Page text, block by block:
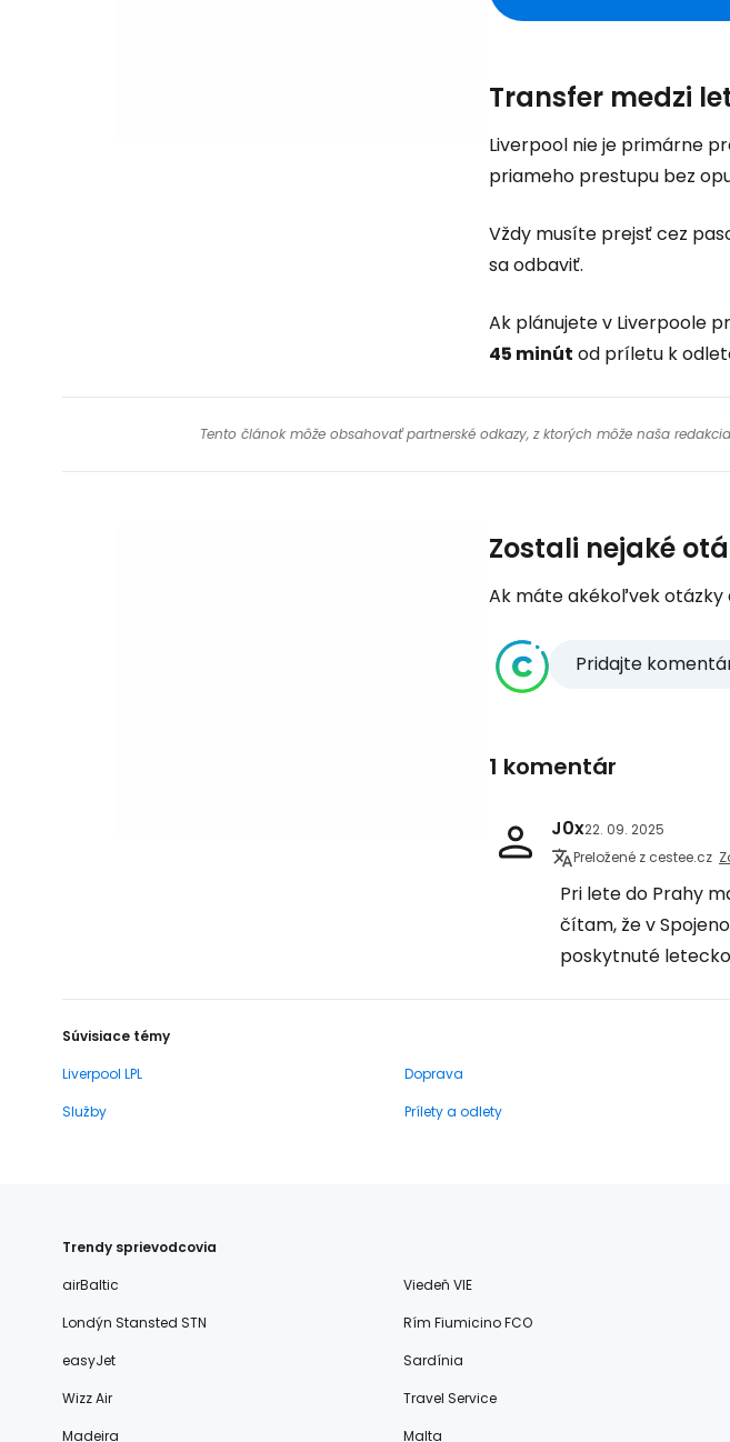
Transfer medzi
Liverpool nie je primárne
priameho prestupu bez
Vždy musíte prejsť cez
sa odbaviť.
Ak plánujete v Liverpoole
45 minút od príletu k
Tento článok môže obsahovať partnerské odkazy, z ktorých môže naša
Zostali nejaké
Ak máte akékoľvek otázky
Pridajte
1 komentár
J0x22. 09. 2025
Preložené z cestee.cz
Pri lete do Prahy
čítam, že v
poskytnuté
Súvisiace témy
Liverpool LPL
Doprava
Služby
Prílety a odlety
Trendy sprievodcovia
airBaltic
Viedeň VIE
Londýn Stansted STN
Rím Fiumicino FCO
easyJet
Sardínia
Wizz Air
Travel Service
Madeira
Malta
...